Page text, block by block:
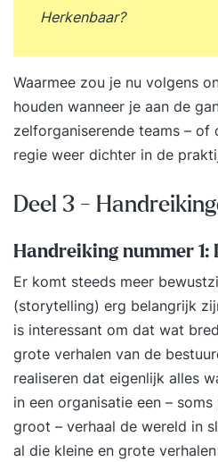
Herkenbaar?
Waarmee zou je nu volgens
houden wanneer je aan de
zelforganiserende teams – of
regie weer dichter in de
Deel 3 -
Handreiking nummer 1:
Er komt steeds meer
(storytelling) erg belangrijk
is interessant om dat wat
grote verhalen van de
realiseren dat eigenlijk alles
in een organisatie een –
groot – verhaal de wereld in
al die kleine en grote